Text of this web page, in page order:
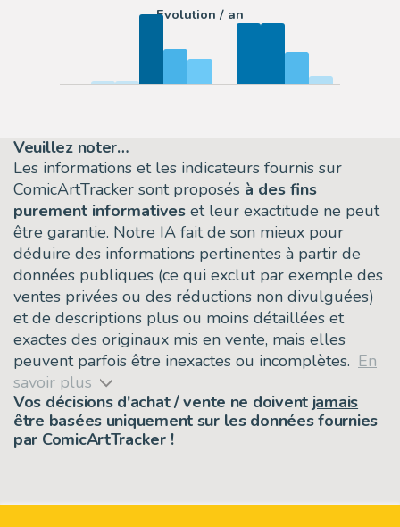
Evolution / an
Veuillez noter…
Les informations et les indicateurs fournis sur
ComicArtTracker sont proposés à des fins
purement informatives et leur exactitude ne peut
être garantie. Notre IA fait de son mieux pour
déduire des informations pertinentes à partir de
données publiques (ce qui exclut par exemple des
ventes privées ou des réductions non divulguées)
et de descriptions plus ou moins détaillées et
exactes des originaux mis en vente, mais elles
peuvent parfois être inexactes ou incomplètes. En
savoir plus
Vos décisions d'achat / vente ne doivent jamais
être basées uniquement sur les données fournies
par ComicArtTracker !